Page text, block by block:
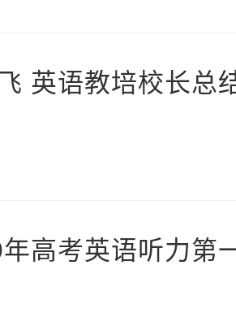
英语教培校长总
高考英语听力第